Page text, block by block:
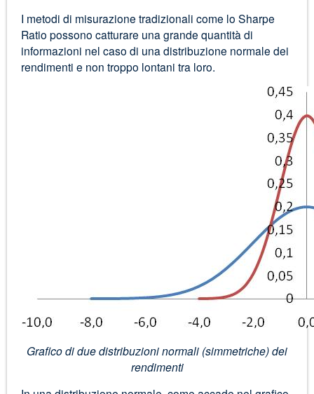
I metodi di misurazione tradizionali come lo Sharpe
Ratio possono catturare una grande quantità di
informazioni nel caso di una distribuzione normale dei
rendimenti e non troppo lontani tra loro.
Grafico di due distribuzioni normali (simmetriche) dei
rendimenti